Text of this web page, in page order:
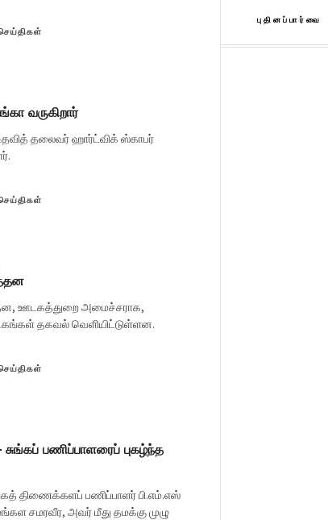
வருகிறார்
தலைவர் ஹார்ட்விக் ஸ்காபர்
ஊடகத்துறை அமைச்சராக,
தகவல் வெளியிட்டுள்ளன.
சுங்கப் பணிப்பாளரைப் புகழ்ந்த
திணைக்களப் பணிப்பாளர் பி.எம்.எஸ்
சமரவீர, அவர் மீது தமக்கு முழு
புதினப்பார்வை